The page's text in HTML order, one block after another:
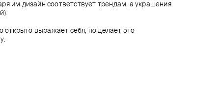
им дизайн соответствует трендам, а украшения
открыто выражает себя, но делает это